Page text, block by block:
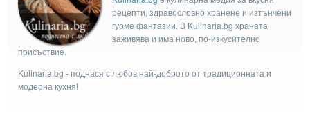
рецепти, здравословно хранене и изтънчени
гурме фантазии. В Kulinaria.bg храната
заживява и има ново, по-изкусително
присъствие.
Kulinaria.bg - поднася с любов най-доброто от традиционната и
модерна кухня!